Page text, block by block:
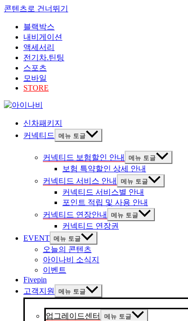
콘텐츠로 건너뛰기
블랙박스
내비게이션
액세서리
전기차.틴팅
스포츠
모바일
STORE
신차패키지
커넥티드
메뉴 토글
커넥티드 보험할인 안내 메뉴 토글
보험 특약할인 상세 안내
커넥티드 서비스 안내
메뉴 토글
커넥티드 서비스별 안내
포인트 적립 및 사용 안내
커넥티드 연장안내
메뉴 토글
커넥티드 연장권
EVENT 메뉴 토글
오늘의 콘텐츠
아이나비 소식지
이벤트
Fivepin
고객지원
메뉴 토글
업그레이드센터 메뉴 토글